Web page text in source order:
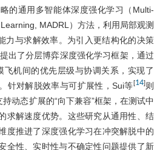
的通用多智能体深度强化学习（Multi-
MADRL）方法，利用局部观测
力与求解效率。为引入更结构化的决策
出了分层博弈深度强化学习框架，通过
飞机间的优先层级与协调关系，实现了
针对解脱效率与可扩展性，Sui等[14]则
动态扩展的“向下兼容”框架，在测试中
求解速度优势。这些研究从通用性、结
度推进了深度强化学习在冲突解脱中的
全性、实时性与不确定性问题提供了新